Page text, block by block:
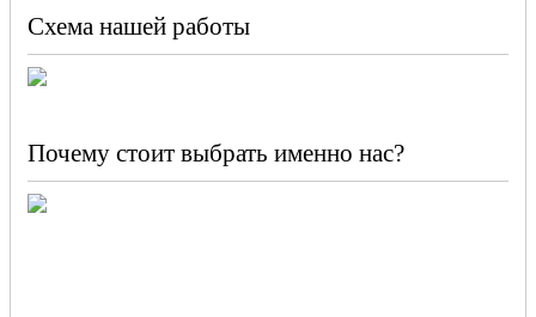
Схема нашей работы
Почему стоит выбрать именно нас?